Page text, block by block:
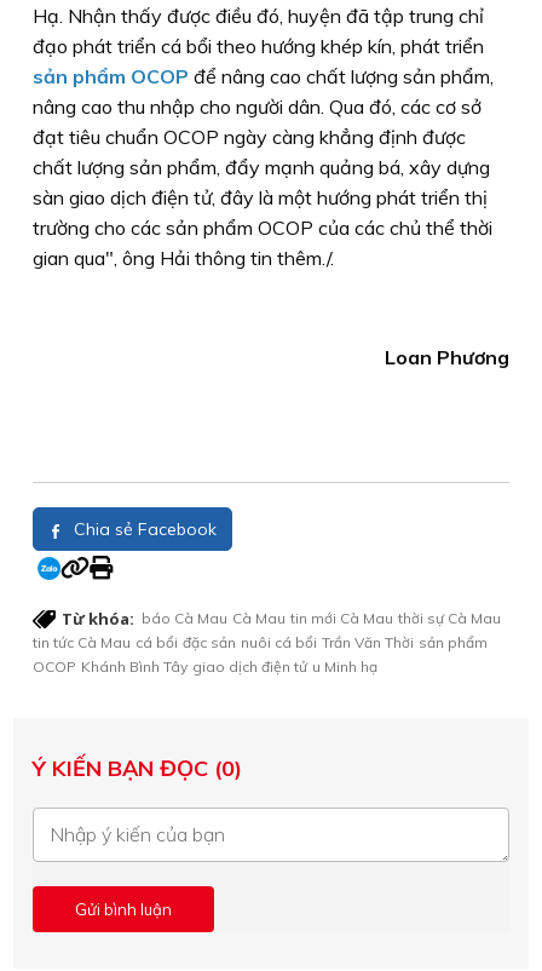
Hạ. Nhận thấy được điều đó, huyện đã tập trung chỉ
đạo phát triển cá bổi theo hướng khép kín, phát triển
sản phẩm OCOP để nâng cao chất lượng sản phẩm,
nâng cao thu nhập cho người dân. Qua đó, các cơ sở
đạt tiêu chuẩn OCOP ngày càng khẳng định được
chất lượng sản phẩm, đẩy mạnh quảng bá, xây dựng
sàn giao dịch điện tử, đây là một hướng phát triển thị
trường cho các sản phẩm OCOP của các chủ thể thời
gian qua", ông Hải thông tin thêm./.
Loan Phương
Chia sẻ Facebook
Từ khóa: báo Cà Mau Cà Mau tin mới Cà Mau thời sự Cà Mau
tin tức Cà Mau cá bổi đặc sản nuôi cá bổi Trần Văn Thời sản phẩm
OCOP Khánh Bình Tây giao dịch điện tử u Minh hạ
Ý KIẾN BẠN ĐỌC (0)